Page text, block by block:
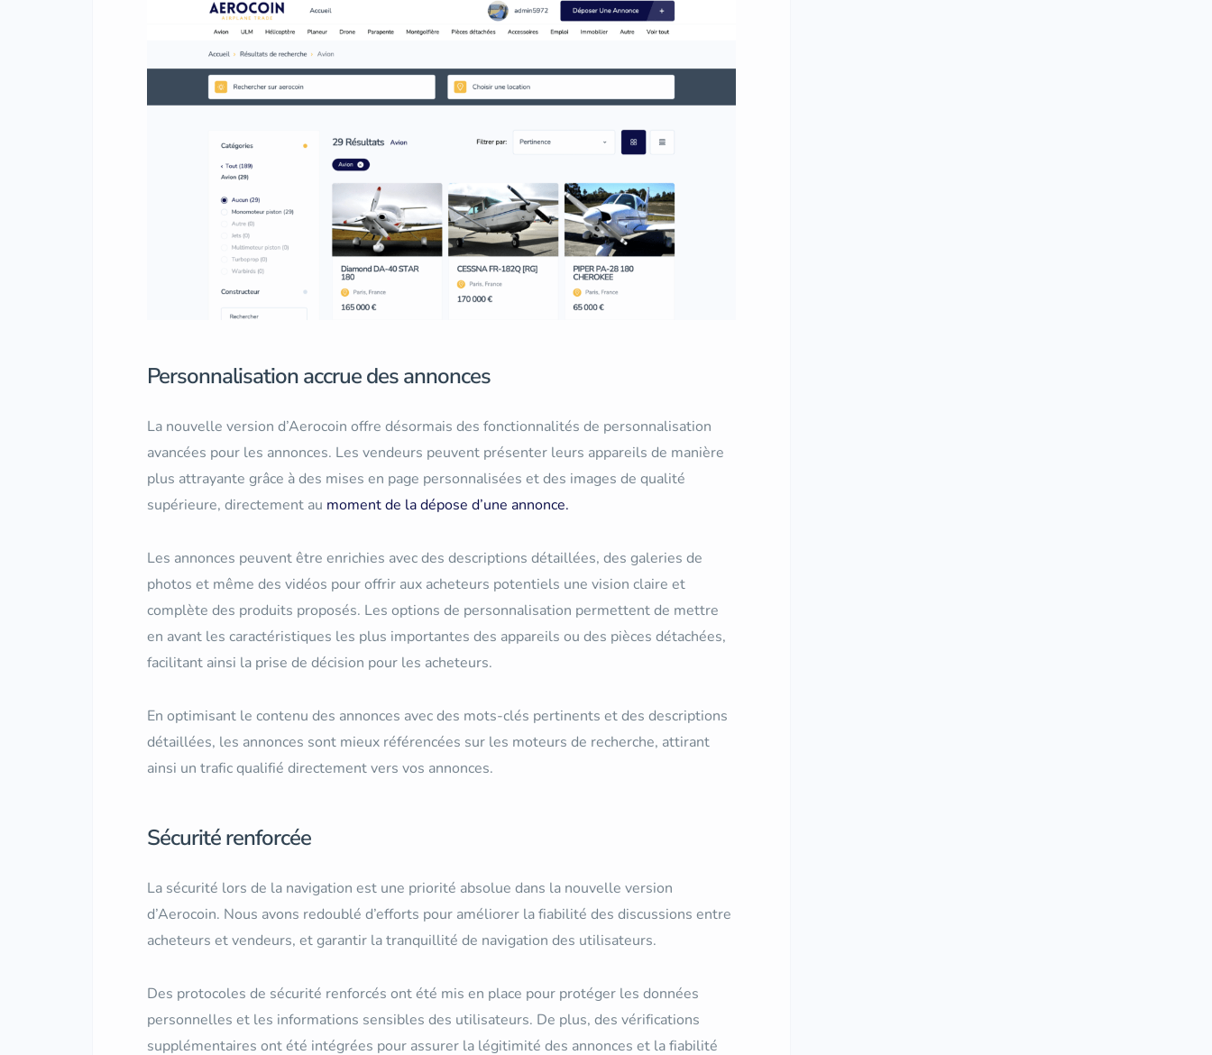
Personnalisation accrue des annonces
La nouvelle version d’Aerocoin offre désormais des fonctionnalités de personnalisation
avancées pour les annonces. Les vendeurs peuvent présenter leurs appareils de manière
plus attrayante grâce à des mises en page personnalisées et des images de qualité
supérieure, directement au moment de la dépose d’une annonce.
Les annonces peuvent être enrichies avec des descriptions détaillées, des galeries de
photos et même des vidéos pour offrir aux acheteurs potentiels une vision claire et
complète des produits proposés. Les options de personnalisation permettent de mettre
en avant les caractéristiques les plus importantes des appareils ou des pièces détachées,
facilitant ainsi la prise de décision pour les acheteurs.
En optimisant le contenu des annonces avec des mots-clés pertinents et des descriptions
détaillées, les annonces sont mieux référencées sur les moteurs de recherche, attirant
ainsi un trafic qualifié directement vers vos annonces.
Sécurité renforcée
La sécurité lors de la navigation est une priorité absolue dans la nouvelle version
d’Aerocoin. Nous avons redoublé d’efforts pour améliorer la fiabilité des discussions entre
acheteurs et vendeurs, et garantir la tranquillité de navigation des utilisateurs.
Des protocoles de sécurité renforcés ont été mis en place pour protéger les données
personnelles et les informations sensibles des utilisateurs. De plus, des vérifications
supplémentaires ont été intégrées pour assurer la légitimité des annonces et la fiabilité